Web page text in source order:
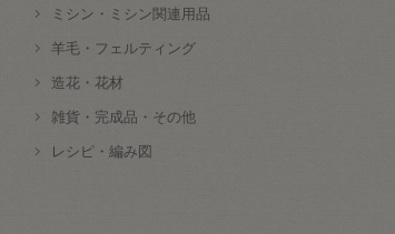
ミシン・ミシン関連用品
羊毛・フェルティング
造花・花材
雑貨・完成品・その他
レシピ・編み図